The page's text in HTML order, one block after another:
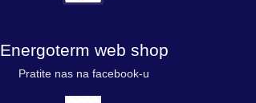
Energoterm web shop
Pratite nas na facebook-u